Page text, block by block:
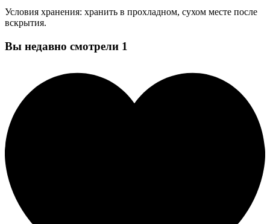
Условия хранения: хранить в прохладном, сухом месте после
вскрытия.
Вы недавно смотрели 1